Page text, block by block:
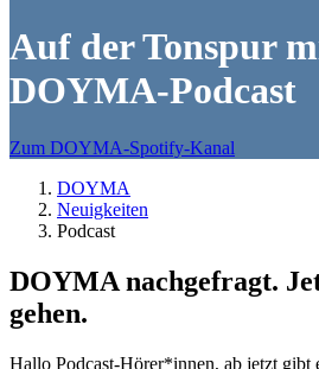
Auf der Tonspur
DOYMA-Podcast
Zum DOYMA-Spotify-Kanal
DOYMA
Neuigkeiten
Podcast
DOYMA nachgefragt.
gehen.
Hallo Podcast-Hörer*innen, ab jetzt gibt